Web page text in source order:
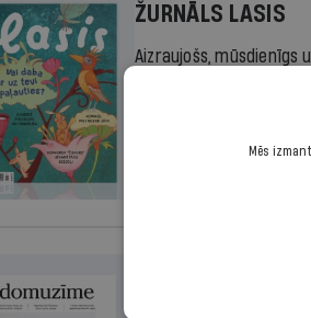
ŽURNĀLS LASIS
Aizraujošs, mūsdienīgs
Mēs